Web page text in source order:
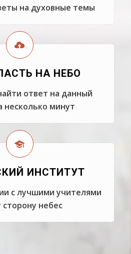
на духовные темы
НА НЕБО
ответ на данный
несколько минут
ИНСТИТУТ
с лучшими учителями
сторону небес